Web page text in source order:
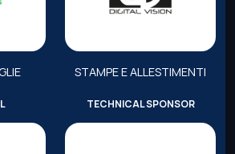
STAMPE E ALLESTIMENTI
TECHNICAL SPONSOR